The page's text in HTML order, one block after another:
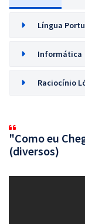
Língua
Informática
Raciocínio
"Como eu
(diversos)